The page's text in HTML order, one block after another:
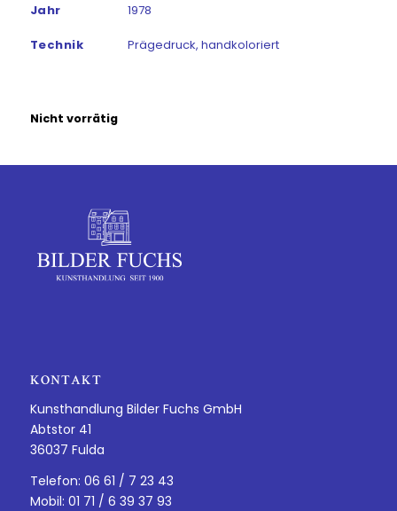
Jahr 1978
Technik Prägedruck, handkoloriert
Nicht vorrätig
KONTAKT
Kunsthandlung Bilder Fuchs GmbH
Abtstor 41
36037 Fulda
Telefon: 06 61 / 7 23 43
Mobil: 01 71 / 6 39 37 93